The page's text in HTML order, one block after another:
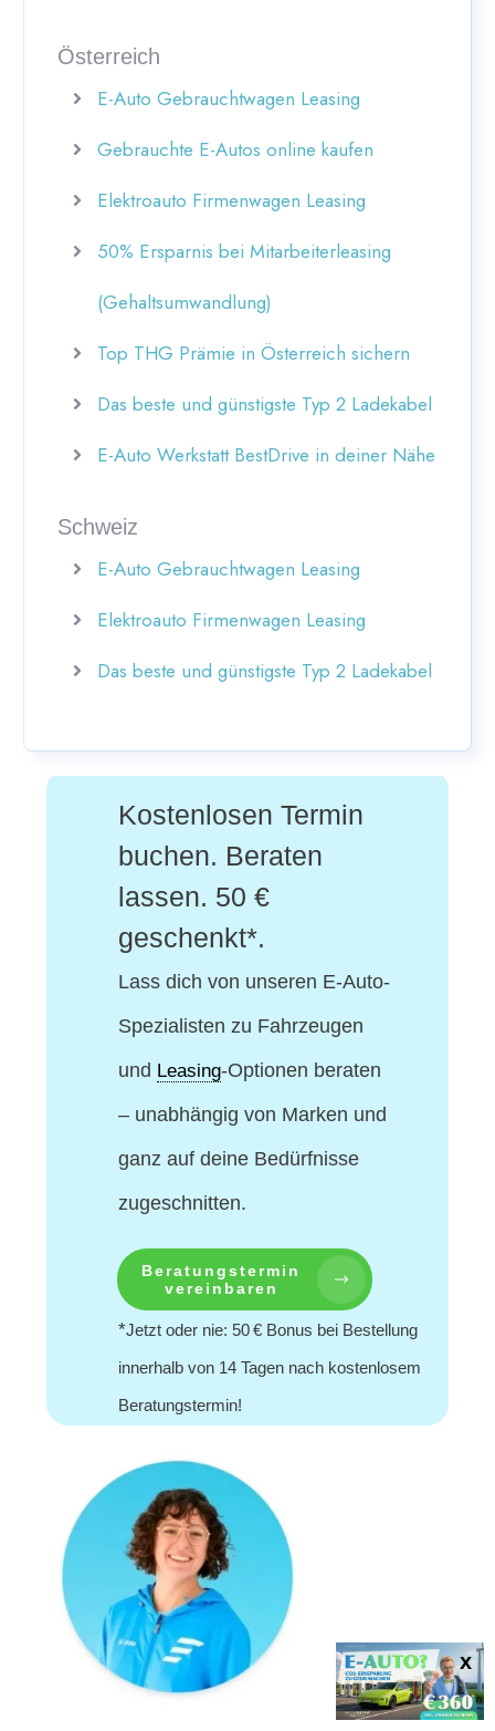
Österreich
E-Auto Gebrauchtwagen Leasing
Gebrauchte E-Autos online kaufen
Elektroauto Firmenwagen Leasing
50% Ersparnis bei Mitarbeiterleasing
(Gehaltsumwandlung)
Top THG Prämie in Österreich sichern
Das beste und günstigste Typ 2 Ladekabel
E-Auto Werkstatt BestDrive in deiner Nähe
Schweiz
E-Auto Gebrauchtwagen Leasing
Elektroauto Firmenwagen Leasing
Das beste und günstigste Typ 2 Ladekabel
Kostenlosen Termin
buchen. Beraten
lassen. 50 €
geschenkt*.
Lass dich von unseren E-Auto-
Spezialisten zu Fahrzeugen
und Leasing-Optionen beraten
– unabhängig von Marken und
ganz auf deine Bedürfnisse
zugeschnitten.
Beratungstermin
vereinbaren
*Jetzt oder nie: 50 € Bonus bei Bestellung
innerhalb von 14 Tagen nach kostenlosem
Beratungstermin!